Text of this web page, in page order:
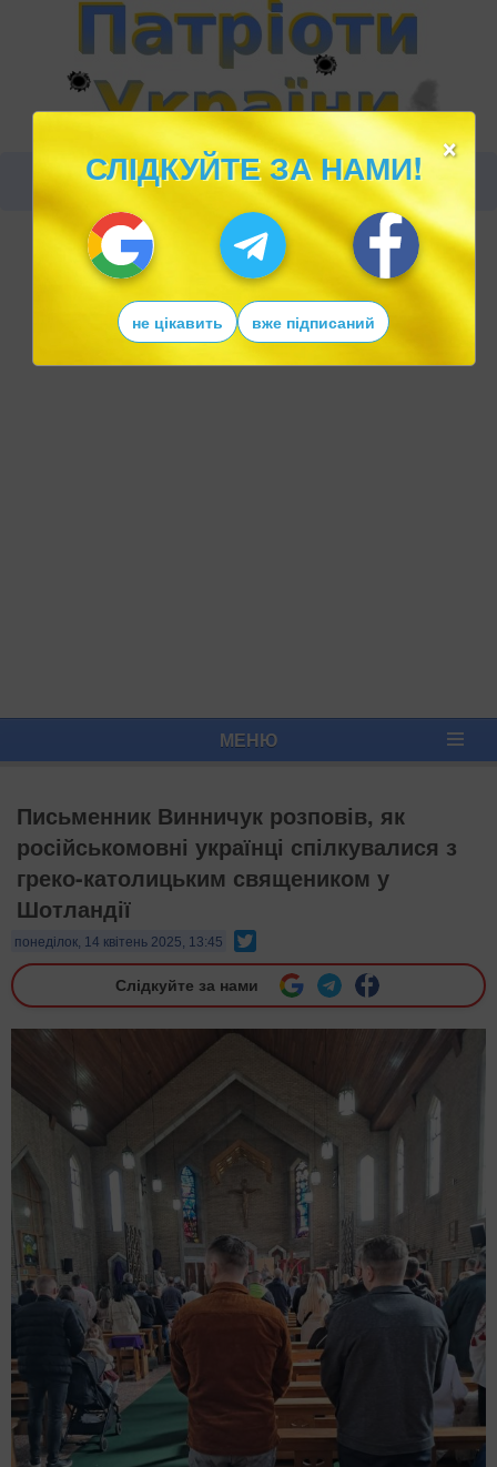
МЕНЮ
Письменник Винничук розповів, як
російськомовні українці спілкувалися з
греко-католицьким священиком у
Шотландії
понеділок, 14 квітень 2025, 13:45
Слідкуйте за нами
×
СЛІДКУЙТЕ ЗА НАМИ!
не цікавить вже підписаний